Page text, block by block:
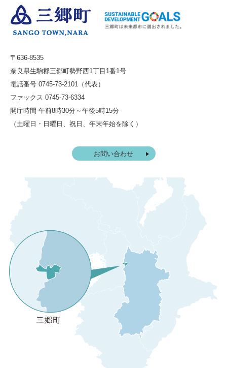
〒636-8535
奈良県生駒郡三郷町勢野西1丁目1番1号
電話番号 0745-73-2101（代表）
ファックス 0745-73-6334
開庁時間 午前8時30分～午後5時15分
（土曜日・日曜日、祝日、年末年始を除く）
お問い合わせ